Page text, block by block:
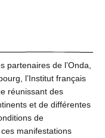
partenaires de l’Onda,
l’Institut français
réunissant des
et de différentes
de
manifestations